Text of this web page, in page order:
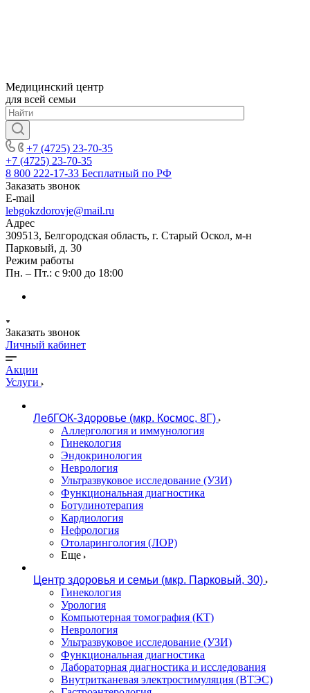
Медицинский центр
для всей семьи
+7 (4725) 23-70-35
+7 (4725) 23-70-35
8 800 222-17-33 Бесплатный по РФ
Заказать звонок
E-mail
lebgokzdorovje@mail.ru
Адрес
309513, Белгородская область, г. Старый Оскол, м-н
Парковый, д. 30
Режим работы
Пн. – Пт.: с 9:00 до 18:00
Заказать звонок
Личный кабинет
Акции
Услуги
ЛебГОК-Здоровье (мкр. Космос, 8Г)
Аллергология и иммунология
Гинекология
Эндокринология
Неврология
Ультразвуковое исследование (УЗИ)
Функциональная диагностика
Ботулинотерапия
Кардиология
Нефрология
Отоларингология (ЛОР)
Еще
Центр здоровья и семьи (мкр. Парковый, 30)
Гинекология
Урология
Компьютерная томография (КТ)
Неврология
Ультразвуковое исследование (УЗИ)
Функциональная диагностика
Лабораторная диагностика и исследования
Внутритканевая электростимуляция (ВТЭС)